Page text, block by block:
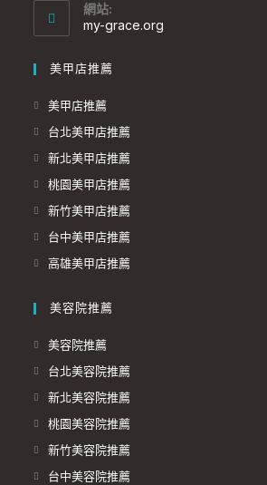
網站:
my-grace.org
美甲店推薦
美甲店推薦
台北美甲店推薦
新北美甲店推薦
桃園美甲店推薦
新竹美甲店推薦
台中美甲店推薦
高雄美甲店推薦
美容院推薦
美容院推薦
台北美容院推薦
新北美容院推薦
桃園美容院推薦
新竹美容院推薦
台中美容院推薦